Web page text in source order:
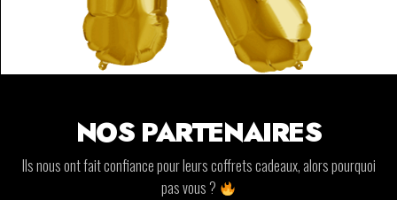
NOS PARTENAIRES
Ils nous ont fait confiance pour leurs coffrets cadeaux, alors pourquoi
pas vous ?